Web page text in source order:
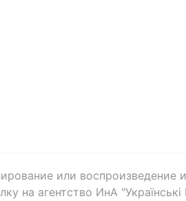
или воспроизведение
на агентство ИнА "Українські